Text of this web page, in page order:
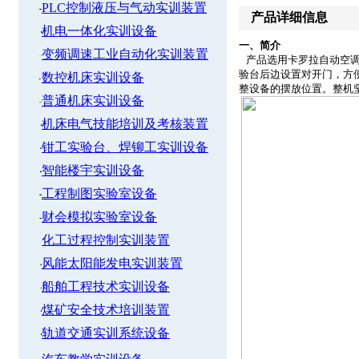
PLC控制液压与气动实训装置
机电一体化实训设备
变频调速工业自动化实训装置
数控机床实训设备
普通机床实训设备
机床电气技能培训及考核装置
钳工实验台、焊铆工实训设备
智能楼宇实训设备
工程制图实验室设备
财会模拟实验室设备
化工过程控制实训装置
风能太阳能发电实训装置
船舶工程技术实训设备
煤矿安全技术培训装置
轨道交通实训系统设备
产品详细信息
一、简介
产品选用卡罗拉自动空
验台后边设置对开门，方
整设备的摆放位置。整机